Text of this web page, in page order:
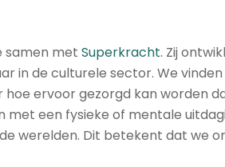
samen metSuperkracht. Zij
in de culturele sector. We
ervoor gezorgd kan worden
een fysieke of mentale
werelden. Dit betekent dat we